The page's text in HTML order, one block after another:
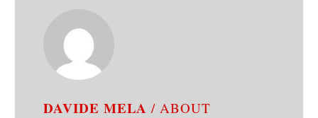
DAVIDE MELA/ ABOUT